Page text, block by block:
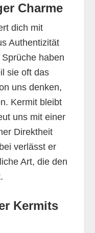
Charme
dich mit
Authentizität
haben
sie oft das
uns denken,
Kermit bleibt
uns mit einer
Direktheit
verlässt er
Art, die den
Kermits